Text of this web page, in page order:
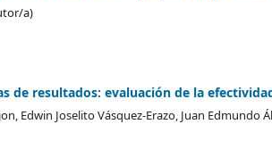
a)
de resultados: evaluación de la
Edwin Joselito Vásquez-Erazo, Juan Edmundo